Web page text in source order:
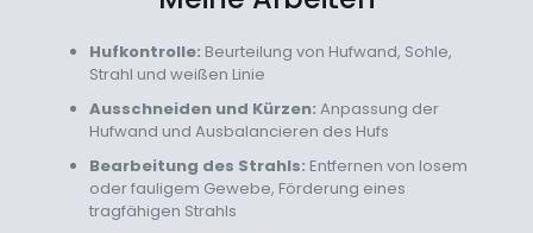
Hufkontrolle: Beurteilung von Hufwand, Sohle,
Strahl und weißen Linie
Ausschneiden und Kürzen: Anpassung der
Hufwand und Ausbalancieren des Hufs
Bearbeitung des Strahls: Entfernen von losem
oder fauligem Gewebe, Förderung eines
tragfähigen Strahls